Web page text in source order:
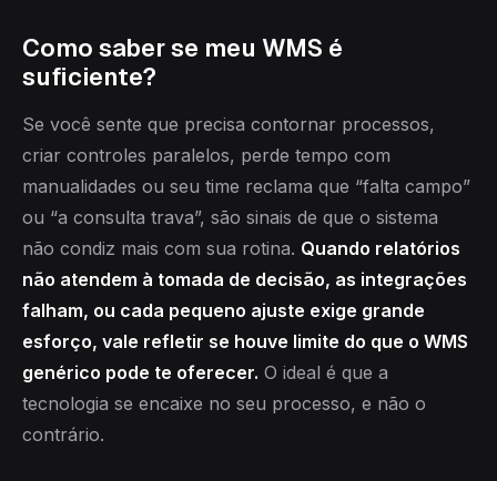
Como saber se meu WMS é
suficiente?
Se você sente que precisa contornar processos,
criar controles paralelos, perde tempo com
manualidades ou seu time reclama que “falta campo”
ou “a consulta trava”, são sinais de que o sistema
não condiz mais com sua rotina. Quando relatórios
não atendem à tomada de decisão, as integrações
falham, ou cada pequeno ajuste exige grande
esforço, vale refletir se houve limite do que o WMS
genérico pode te oferecer. O ideal é que a
tecnologia se encaixe no seu processo, e não o
contrário.